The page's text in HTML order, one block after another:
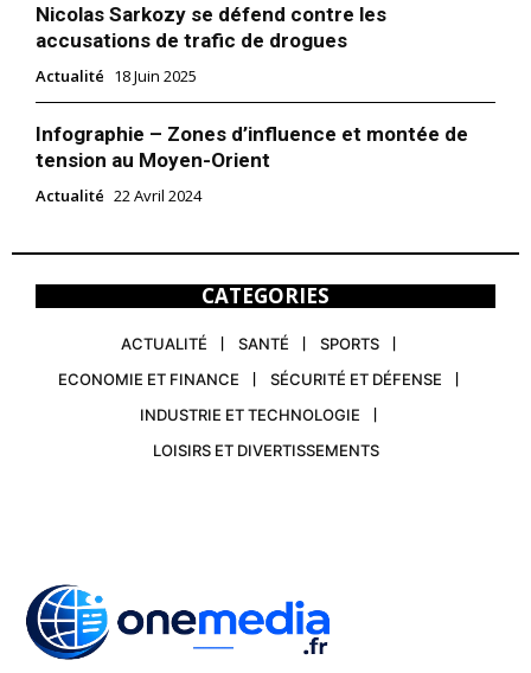
Nicolas Sarkozy se défend contre les
accusations de trafic de drogues
Actualité 18 Juin 2025
Infographie – Zones d’influence et montée de
tension au Moyen-Orient
Actualité 22 Avril 2024
CATEGORIES
ACTUALITÉ SANTÉ
SPORTS
ECONOMIE ET FINANCE
SÉCURITÉ ET DÉFENSE
INDUSTRIE ET TECHNOLOGIE
LOISIRS ET DIVERTISSEMENTS